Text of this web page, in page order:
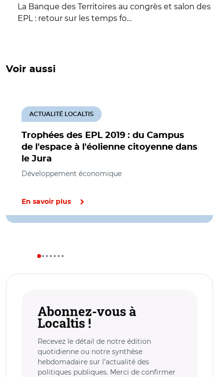
La Banque des Territoires au congrès et salon des
EPL : retour sur les temps fo…
Voir aussi
Trophées des EPL 2019 : du Campus
de l'espace à l'éolienne citoyenne dans
le Jura
ACTUALITÉ LOCALTIS
Développement économique
En savoir plus
Abonnez-vous à
Localtis !
Recevez le détail de notre édition
quotidienne ou notre synthèse
hebdomadaire sur l’actualité des
politiques publiques. Merci de confirmer